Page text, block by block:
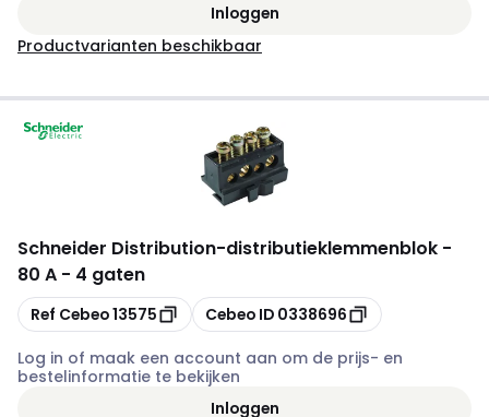
Inloggen
Productvarianten beschikbaar
Schneider Distribution-distributieklemmenblok -
80 A - 4 gaten
Kopiëren
Ref Cebeo13575 Kopiëren
Cebeo ID 0338696
Log in of maak een account aan om de prijs- en
bestelinformatie te bekijken
Inloggen